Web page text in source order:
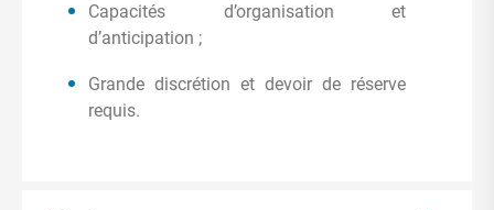
Capacités d’organisation et
d’anticipation ;
Grande discrétion et devoir de réserve
requis.